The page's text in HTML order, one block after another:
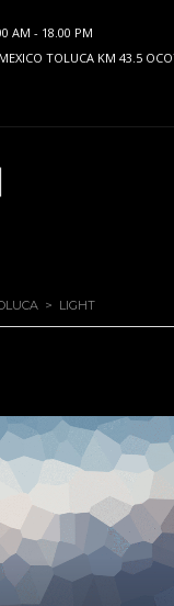
AM - 18.00 PM
TOLUCA KM 43.5
> LIGHT